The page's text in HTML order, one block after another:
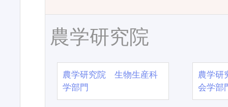
農学研究院
農学研究院 生物生産科
学部門
農学
会学部